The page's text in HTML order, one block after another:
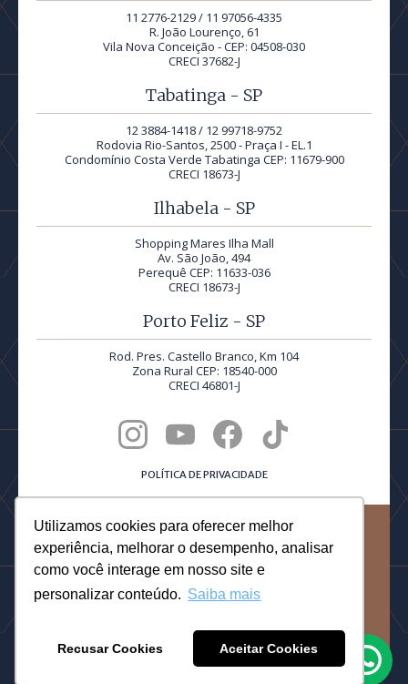
Utilizamos cookies para oferecer melhor
experiência, melhorar o desempenho, analisar
como você interage em nosso site e
personalizar conteúdo. Saiba mais
Recusar Cookies Aceitar Cookies
11 2776-2129 / 11 97056-4335
R. João Lourenço, 61
Vila Nova Conceição - CEP: 04508-030
CRECI 37682-J
Tabatinga - SP
12 3884-1418 / 12 99718-9752
Rodovia Rio-Santos, 2500 - Praça I - EL.1
Condomínio Costa Verde Tabatinga CEP: 11679-900
CRECI 18673-J
Ilhabela - SP
Shopping Mares Ilha Mall
Av. São João, 494
Perequê CEP: 11633-036
CRECI 18673-J
Porto Feliz - SP
Rod. Pres. Castello Branco, Km 104
Zona Rural CEP: 18540-000
CRECI 46801-J
POLÍTICA DE PRIVACIDADE
©2026 Quadra Realty® | Todos os direitos reservados.
DESIGNED BY DOTTORI